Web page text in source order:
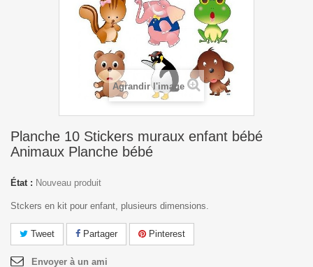
Agrandir l'image
Planche 10 Stickers muraux enfant bébé
Animaux Planche bébé
État : Nouveau produit
Stckers en kit pour enfant, plusieurs dimensions.
Tweet Partager Pinterest
Envoyer à un ami